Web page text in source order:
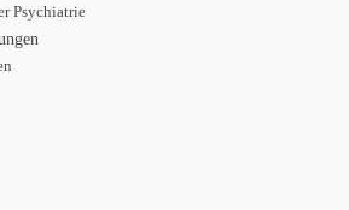
Psychiatrie